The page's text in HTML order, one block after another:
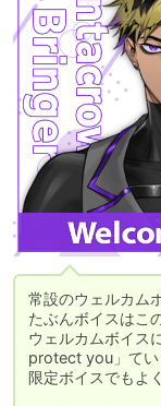
常設のウェルカム
たぶんボイスはこ
ウェルカムボイス
protect you」てい
限定ボイスでもよ